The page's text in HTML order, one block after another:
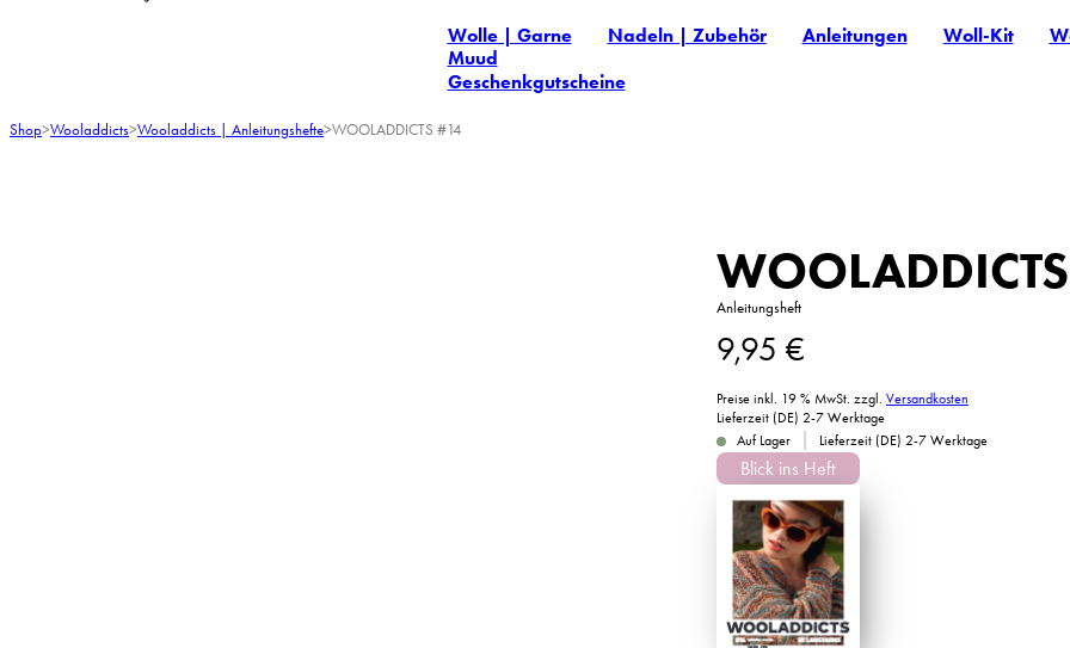
Wolle | Garne Nadeln | Zubehör Anleitungen Woll-Kit
Muud
Geschenkgutscheine
Shop>Wooladdicts>Wooladdicts | Anleitungshefte>WOOLADDICTS #14
Anleitungsheft
9,95 €
Preise inkl. 19 % MwSt. zzgl. Versandkosten
Lieferzeit (DE) 2-7 Werktage
Auf Lager
| Lieferzeit (DE) 2-7 Werktage
Blick ins Heft